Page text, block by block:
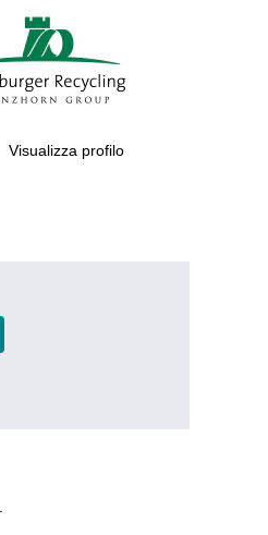
Visualizza profilo